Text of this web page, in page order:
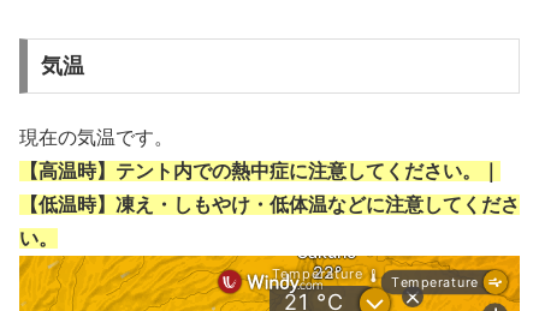
気温
現在の気温です。
【高温時】テント内での熱中症に注意してください。｜
【低温時】凍え・しもやけ・低体温などに注意してくださ
い。